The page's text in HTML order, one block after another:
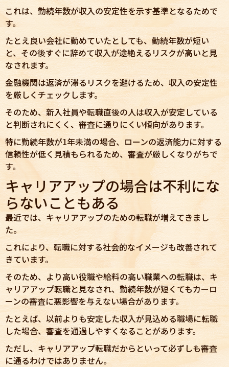
これは、勤続年数が収入の安定性を示す基準となるためで
す。
たとえ良い会社に勤めていたとしても、勤続年数が短い
と、その後すぐに辞めて収入が途絶えるリスクが高いと見
なされます。
金融機関は返済が滞るリスクを避けるため、収入の安定性
を厳しくチェックします。
そのため、新入社員や転職直後の人は収入が安定している
と判断されにくく、審査に通りにくい傾向があります。
特に勤続年数が1年未満の場合、ローンの返済能力に対する
信頼性が低く見積もられるため、審査が厳しくなりがちで
す。
キャリアアップの場合は不利にな
らないこともある
最近では、キャリアアップのための転職が増えてきまし
た。
これにより、転職に対する社会的なイメージも改善されて
きています。
そのため、より高い役職や給料の高い職業への転職は、キ
ャリアアップ転職と見なされ、勤続年数が短くてもカーロ
ーンの審査に悪影響を与えない場合があります。
たとえば、以前よりも安定した収入が見込める職場に転職
した場合、審査を通過しやすくなることがあります。
ただし、キャリアアップ転職だからといって必ずしも審査
に通るわけではありません。